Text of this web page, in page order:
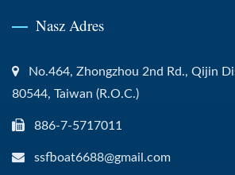
Nasz Adres
No.464, Zhongzhou 2nd Rd., Qijin
80544, Taiwan (R.O.C.)
886-7-5717011
ssfboat6688@gmail.com